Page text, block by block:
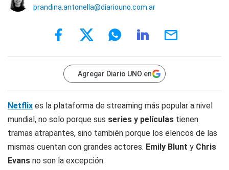
prandina.antonella@diariouno.com.ar
Agregar Diario UNO en
Netflix es la plataforma de streaming más popular a nivel
mundial, no solo porque sus series y películas tienen
tramas atrapantes, sino también porque los elencos de las
mismas cuentan con grandes actores. Emily Blunt y Chris
Evans no son la excepción.